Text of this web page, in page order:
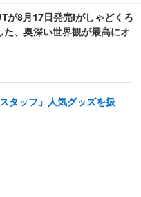
が8月17日発売!がしゃどくろ
、奥深い世界観が最高にオ
タッフ」人気グッズを扱